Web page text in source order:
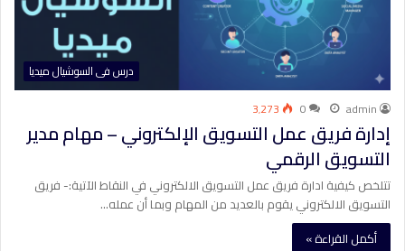
درس فى السوشيال ميديا
admin
0 3٬273
إدارة فريق عمل التسويق الإلكتروني – مهام مدير
التسويق الرقمي
تتلخص كيفية ادارة فريق عمل التسويق الالكتروني في النقاط الآتية:- فريق
التسويق الالكتروني يقوم بالعديد من المهام وبما أن عمله…
أكمل القراءة »